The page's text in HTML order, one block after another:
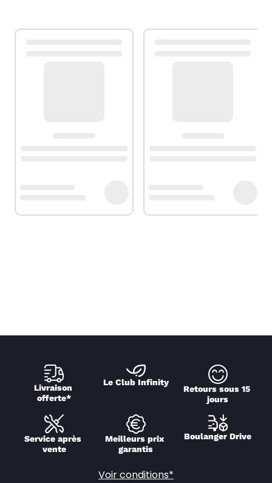
Livraison
offerte*
Le Club Infinity
Retours sous 15
jours
Service après
vente
Meilleurs prix
garantis
Boulanger Drive
Voir conditions*